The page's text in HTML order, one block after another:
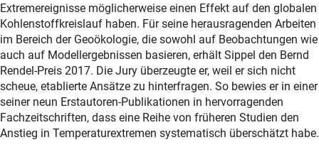
Extremereignisse möglicherweise einen Effekt auf den globalen
Kohlenstoffkreislauf haben. Für seine herausragenden Arbeiten
im Bereich der Geoökologie, die sowohl auf Beobachtungen wie
auch auf Modellergebnissen basieren, erhält Sippel den Bernd
Rendel-Preis 2017. Die Jury überzeugte er, weil er sich nicht
scheue, etablierte Ansätze zu hinterfragen. So bewies er in einer
seiner neun Erstautoren-Publikationen in hervorragenden
Fachzeitschriften, dass eine Reihe von früheren Studien den
Anstieg in Temperaturextremen systematisch überschätzt habe.